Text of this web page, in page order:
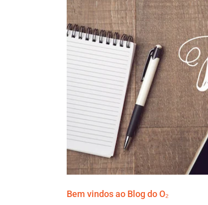
Bem vindos ao Blog do O₂